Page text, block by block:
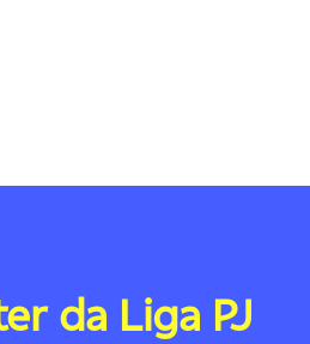
er da Liga PJ